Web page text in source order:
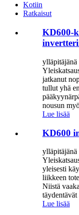
Kotiin
Ratkaisut
KD600-
jatkanut
tullut yhä
nousun
Lue lisää
KD600
ylläpitäjänä
yleisesti
liikkeen
Niistä
Lue lisää